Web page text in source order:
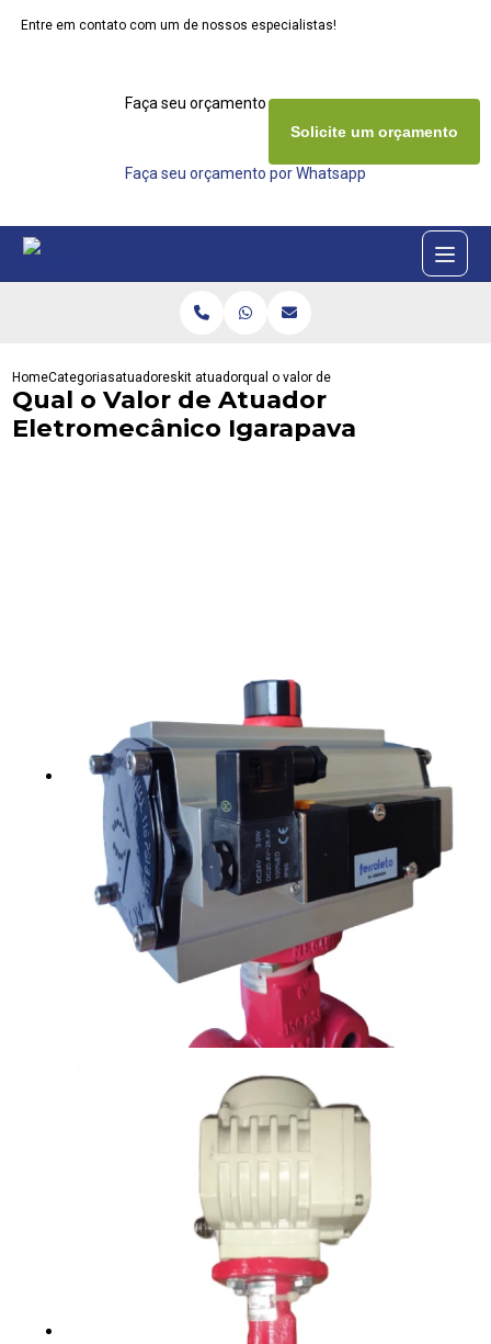
Entre em contato com um de nossos especialistas!
Faça seu orçamento agora mesmo
Faça seu orçamento por Whatsapp
Solicite um orçamento
HomeCategoriasatuadores kit atuadorqual o valor de atuador eletromecanico
Qual o Valor de Atuador
Eletromecânico Igarapava